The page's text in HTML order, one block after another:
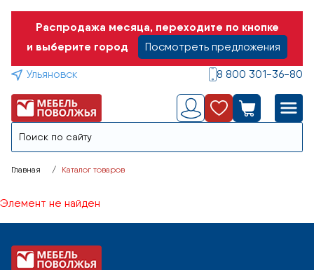
Распродажа месяца, переходите по кнопке
и выберите город
Посмотреть предложения
Ульяновск 8 800 301-36-80
Главная Каталог товаров
Элемент не найден